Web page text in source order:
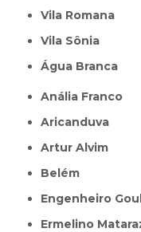
Vila Romana
Vila Sônia
Água Branca
Anália Franco
Aricanduva
Artur Alvim
Belém
Engenheiro
Ermelino